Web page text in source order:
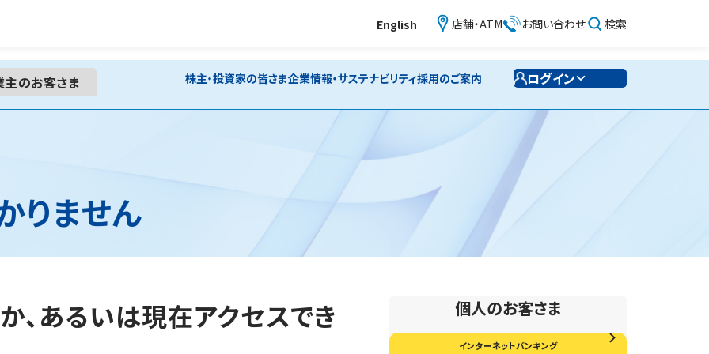
English 店舗・ATM お問い合わせ 検索
主のお客さま 株主・投資家の皆さま企業情報・サステナビリティ採用のご案内 ログイン
りません
、あるいは現在アクセスでき 個人のお客さま
インターネットバンキング